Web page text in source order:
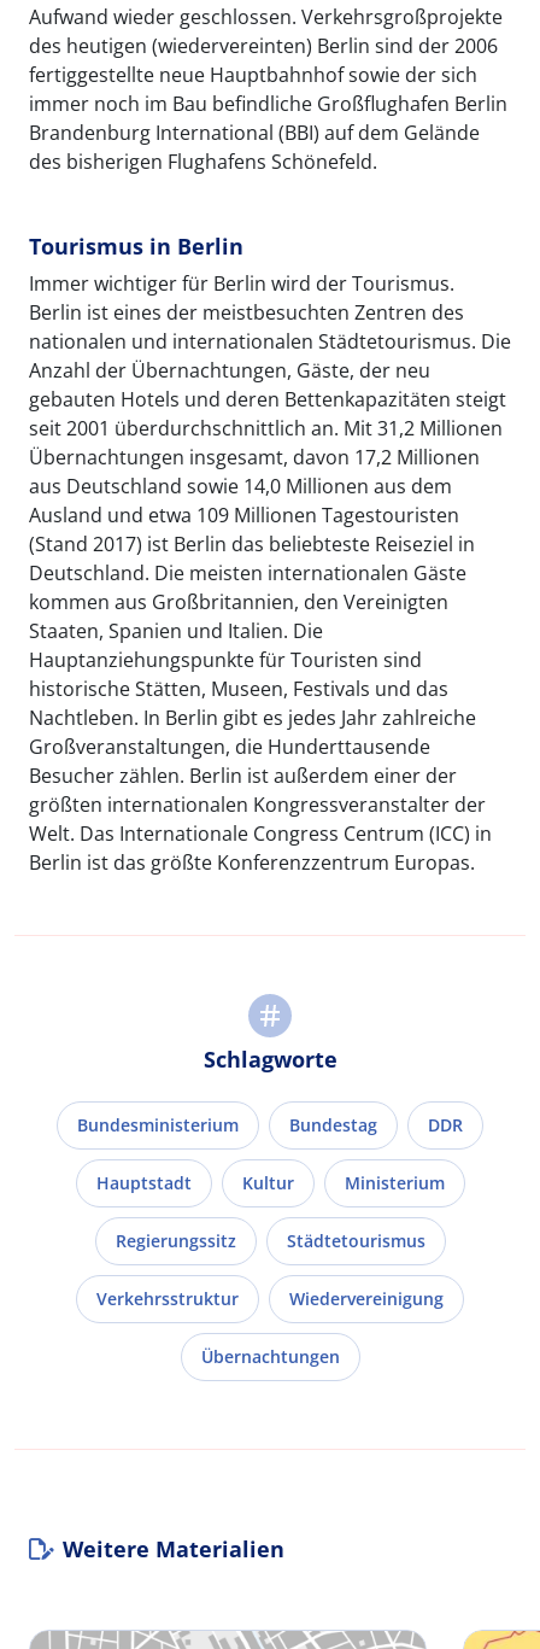
Aufwand wieder geschlossen. Verkehrsgroßprojekte
des heutigen (wiedervereinten) Berlin sind der 2006
fertiggestellte neue Hauptbahnhof sowie der sich
immer noch im Bau befindliche Großflughafen Berlin
Brandenburg International (BBI) auf dem Gelände
des bisherigen Flughafens Schönefeld.
Tourismus in Berlin
Immer wichtiger für Berlin wird der Tourismus.
Berlin ist eines der meistbesuchten Zentren des
nationalen und internationalen Städtetourismus. Die
Anzahl der Übernachtungen, Gäste, der neu
gebauten Hotels und deren Bettenkapazitäten steigt
seit 2001 überdurchschnittlich an. Mit 31,2 Millionen
Übernachtungen insgesamt, davon 17,2 Millionen
aus Deutschland sowie 14,0 Millionen aus dem
Ausland und etwa 109 Millionen Tagestouristen
(Stand 2017) ist Berlin das beliebteste Reiseziel in
Deutschland. Die meisten internationalen Gäste
kommen aus Großbritannien, den Vereinigten
Staaten, Spanien und Italien. Die
Hauptanziehungspunkte für Touristen sind
historische Stätten, Museen, Festivals und das
Nachtleben. In Berlin gibt es jedes Jahr zahlreiche
Großveranstaltungen, die Hunderttausende
Besucher zählen. Berlin ist außerdem einer der
größten internationalen Kongressveranstalter der
Welt. Das Internationale Congress Centrum (ICC) in
Berlin ist das größte Konferenzzentrum Europas.
Schlagworte
Bundesministerium Bundestag DDR
Hauptstadt Kultur Ministerium
Regierungssitz Städtetourismus
Verkehrsstruktur Wiedervereinigung
Übernachtungen
Weitere Materialien